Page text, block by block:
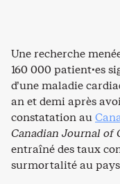
Une recherche
160 000 patient·es
d’une maladie
an et demi après
constatation au
Canadian Journal of
entraîné des taux
surmortalité au